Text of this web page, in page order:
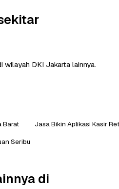
wilayah DKI Jakarta lainnya.
Barat Jasa Bikin Aplikasi Kasir
Seribu
di